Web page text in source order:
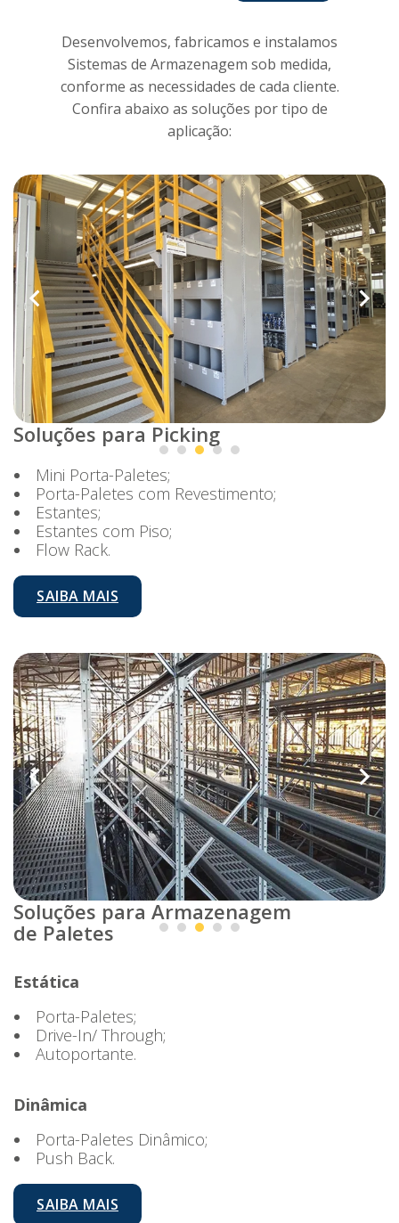
Desenvolvemos, fabricamos e instalamos
Sistemas de Armazenagem sob medida,
conforme as necessidades de cada cliente.
Confira abaixo as soluções por tipo de
aplicação:
Soluções para Picking
Mini Porta-Paletes;
Porta-Paletes com Revestimento;
Estantes;
Estantes com Piso;
Flow Rack.
SAIBA MAIS
Soluções para Armazenagem
de Paletes
Estática
Porta-Paletes;
Drive-In/ Through;
Autoportante.
Dinâmica
Porta-Paletes Dinâmico;
Push Back.
SAIBA MAIS